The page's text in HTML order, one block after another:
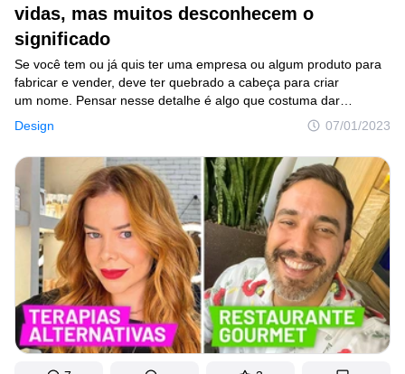
vidas, mas muitos desconhecem o
significado
Design 07/01/2023
Se você tem ou já quis ter uma empresa ou algum produto para
fabricar e vender, deve ter quebrado a cabeça para criar
um nome. Pensar nesse detalhe é algo que costuma dar
trabalho, mas, por outro lado, o processo todo pode render uma
história bem curiosa. Prova disso são as histórias destas marcas
que selecionamos e que têm muito a ver com o nosso país.